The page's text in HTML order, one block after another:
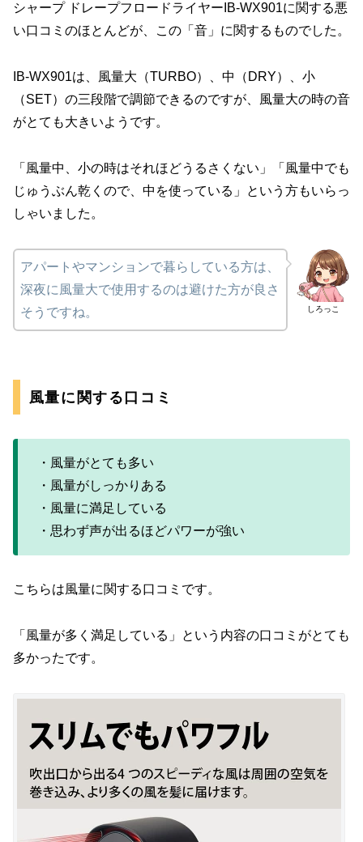
シャープ ドレープフロードライヤーIB-WX901に関する悪
い口コミのほとんどが、この「音」に関するものでした。
IB-WX901は、風量大（TURBO）、中（DRY）、小
（SET）の三段階で調節できるのですが、風量大の時の音
がとても大きいようです。
「風量中、小の時はそれほどうるさくない」「風量中でも
じゅうぶん乾くので、中を使っている」という方もいらっ
しゃいました。
しろっこ
アパートやマンションで暮らしている方は、
深夜に風量大で使用するのは避けた方が良さ
そうですね。
風量に関する口コミ
・風量がとても多い
・風量がしっかりある
・風量に満足している
・思わず声が出るほどパワーが強い
こちらは風量に関する口コミです。
「風量が多く満足している」という内容の口コミがとても
多かったです。